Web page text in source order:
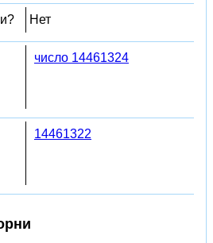
Нет
число 14461324
14461322